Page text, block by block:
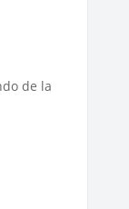
de la